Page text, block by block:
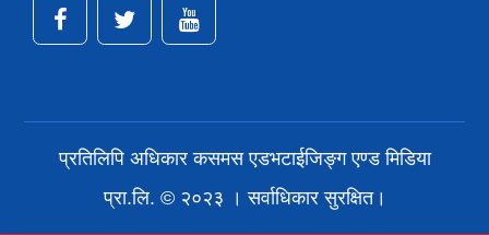
प्रतिलिपि अधिकार कसमस एडभटाईजिङ्ग एण्ड मिडिया
प्रा.लि. © २०२३ । सर्वाधिकार सुरक्षित।